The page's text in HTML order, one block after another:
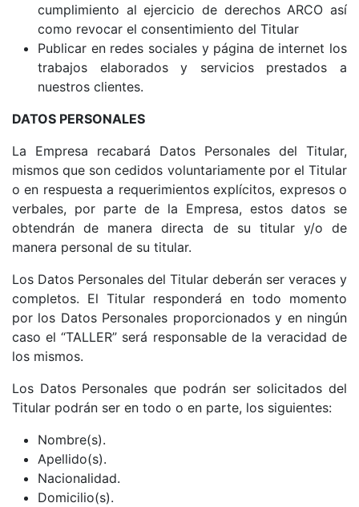
cumplimiento al ejercicio de derechos ARCO así
como revocar el consentimiento del Titular
Publicar en redes sociales y página de internet los
trabajos elaborados y servicios prestados a
nuestros clientes.
DATOS PERSONALES
La Empresa recabará Datos Personales del Titular,
mismos que son cedidos voluntariamente por el Titular
o en respuesta a requerimientos explícitos, expresos o
verbales, por parte de la Empresa, estos datos se
obtendrán de manera directa de su titular y/o de
manera personal de su titular.
Los Datos Personales del Titular deberán ser veraces y
completos. El Titular responderá en todo momento
por los Datos Personales proporcionados y en ningún
caso el “TALLER” será responsable de la veracidad de
los mismos.
Los Datos Personales que podrán ser solicitados del
Titular podrán ser en todo o en parte, los siguientes:
Nombre(s).
Apellido(s).
Nacionalidad.
Domicilio(s).